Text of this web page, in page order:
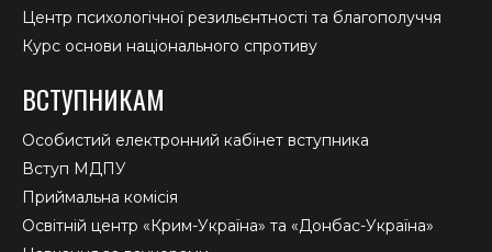
Центр психологічної резильєнтності та благополуччя
Курс основи національного спротиву
ВСТУПНИКАМ
Особистий електронний кабінет вступника
Вступ МДПУ
Приймальна комісія
Освітній центр «Крим-Україна» та «Донбас-Україна»